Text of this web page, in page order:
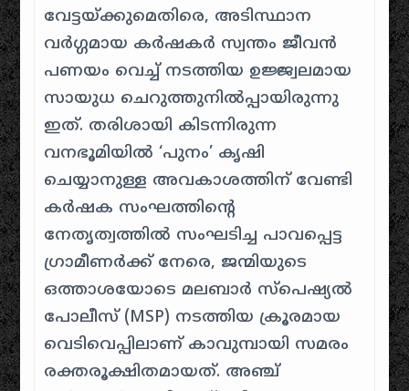
വേട്ടയ്ക്കുമെതിരെ, അടിസ്ഥാന
വർഗ്ഗമായ കർഷകർ സ്വന്തം ജീവൻ
പണയം വെച്ച് നടത്തിയ ഉജ്ജ്വലമായ
സായുധ ചെറുത്തുനിൽപ്പായിരുന്നു
ഇത്. തരിശായി കിടന്നിരുന്ന
വനഭൂമിയിൽ ‘പുനം’ കൃഷി
ചെയ്യാനുള്ള അവകാശത്തിന് വേണ്ടി
കർഷക സംഘത്തിന്റെ
നേതൃത്വത്തിൽ സംഘടിച്ച പാവപ്പെട്ട
ഗ്രാമീണർക്ക് നേരെ, ജന്മിയുടെ
ഒത്താശയോടെ മലബാർ സ്പെഷ്യൽ
പോലീസ് (MSP) നടത്തിയ ക്രൂരമായ
വെടിവെപ്പിലാണ് കാവുമ്പായി സമരം
രക്തരൂക്ഷിതമായത്. അഞ്ച്